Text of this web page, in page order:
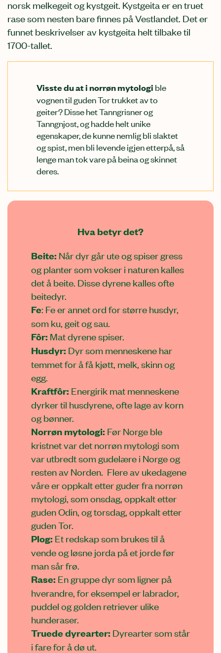
norsk melkegeit og kystgeit. Kystgeita er en truet
rase som nesten bare finnes på Vestlandet. Det er
funnet beskrivelser av kystgeita helt tilbake til
1700-tallet.
Visste du at i norrøn mytologi ble
vognen til guden Tor trukket av to
geiter? Disse het Tanngrisner og
Tanngnjost, og hadde helt unike
egenskaper, de kunne nemlig bli slaktet
og spist, men bli levende igjen etterpå, så
lenge man tok vare på beina og skinnet
deres.
Hva betyr det?
Beite: Når dyr går ute og spiser gress
og planter som vokser i naturen kalles
det å beite. Disse dyrene kalles ofte
beitedyr.
Fe: Fe er annet ord for større husdyr,
som ku, geit og sau.
Fôr: Mat dyrene spiser.
Husdyr: Dyr som menneskene har
temmet for å få kjøtt, melk, skinn og
egg.
Kraftfôr: Energirik mat menneskene
dyrker til husdyrene, ofte lage av korn
og bønner.
Norrøn mytologi: Før Norge ble
kristnet var det norrøn mytologi som
var utbredt som gudelære i Norge og
resten av Norden. Flere av ukedagene
våre er oppkalt etter guder fra norrøn
mytologi, som onsdag, oppkalt etter
guden Odin, og torsdag, oppkalt etter
guden Tor.
Plog: Et redskap som brukes til å
vende og løsne jorda på et jorde før
man sår frø.
Rase: En gruppe dyr som ligner på
hverandre, for eksempel er labrador,
puddel og golden retriever ulike
hunderaser.
Truede dyrearter: Dyrearter som står
i fare for å dø ut.